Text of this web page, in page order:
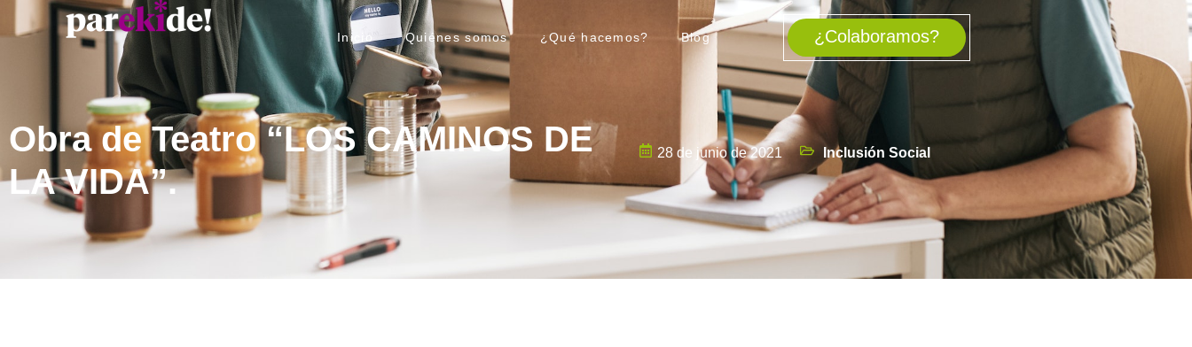
Inicio Quiénes somos ¿Qué hacemos? Blog ¿Colaboramos?
Obra de Teatro “LOS CAMINOS DE
LA VIDA”.
28 de junio de 2021 Inclusión Social